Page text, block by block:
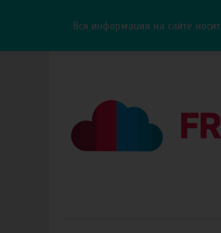
Вся информация на сайте